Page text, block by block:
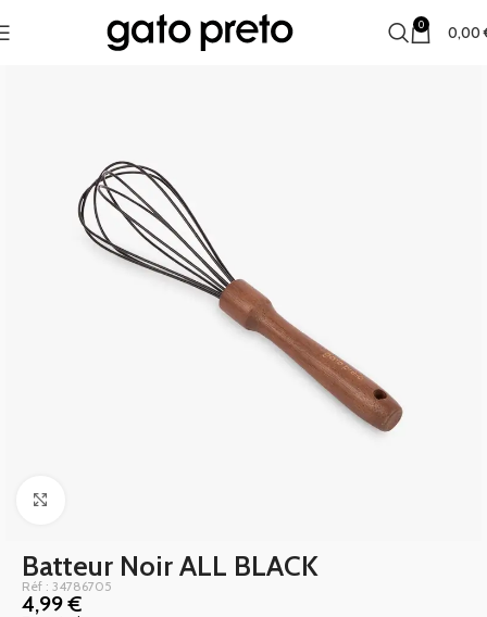
0 0,00
Batteur Noir ALL BLACK
Réf : 34786705
4,99€